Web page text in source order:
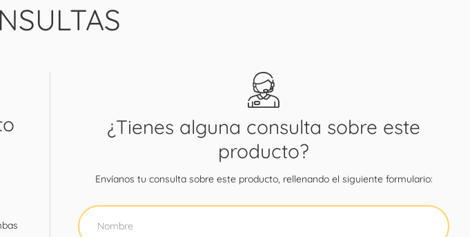
¿Tienes alguna consulta sobre este
producto?
Envíanos tu consulta sobre este producto, rellenando el siguiente formulario: